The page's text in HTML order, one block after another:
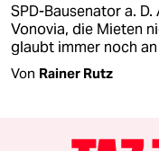
SPD-Bausenator a.
Vonovia, die Mieten
glaubt immer noch
Von Rainer Rutz